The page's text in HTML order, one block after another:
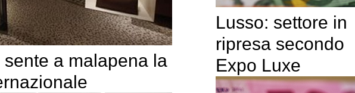
a malapena la
Lusso: settore in
ripresa secondo
Expo Luxe